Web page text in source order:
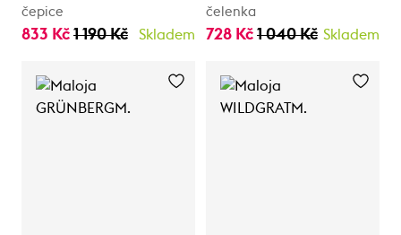
čepice
833 Kč 1 190 Kč Skladem
čelenka
728 Kč 1 040 Kč Skladem